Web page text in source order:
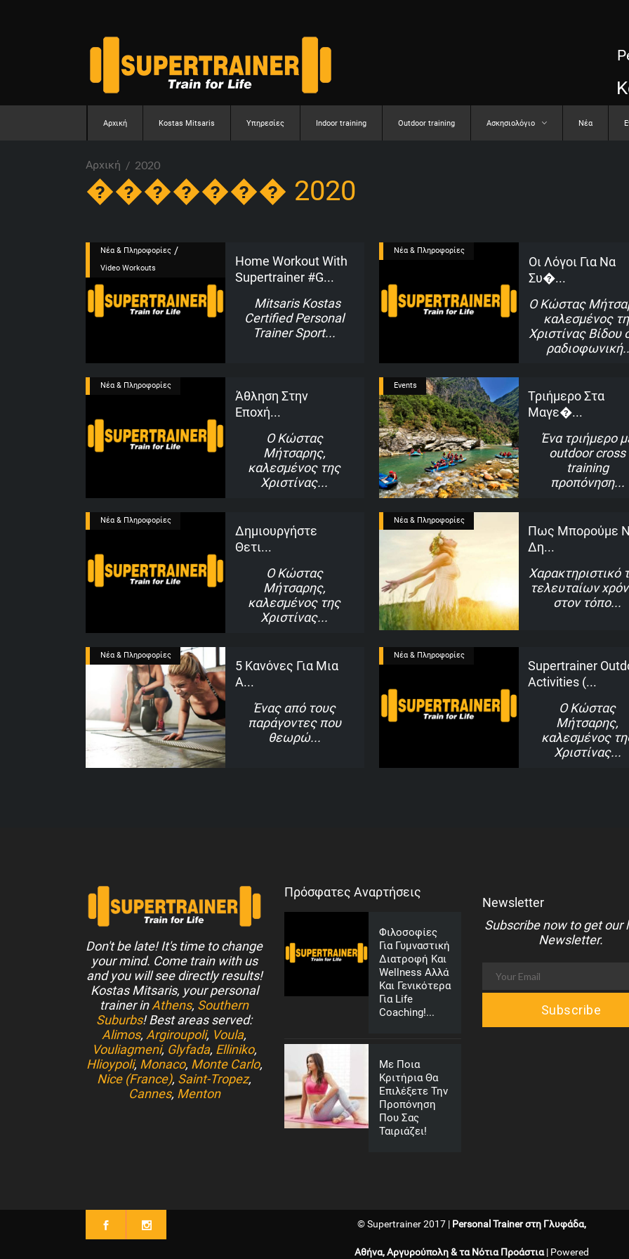
Αρχική Kostas Mitsaris Υπηρεσίες Indoor training Outdoor training Aσκησιολόγιο Νέα
Αρχική 2020
������� 2020
Νέα & Πληροφορίες /
Video Workouts
Home Workout With
Supertrainer #g...
Mitsaris Kostas
Certified Personal
Trainer Sport
Νέα & Πληροφορίες
Οι Λόγοι Για Να
Συ�...
Ο Κώστας
καλεσμένος
Χριστίνας Βίδου
ραδιοφωνική
Νέα & Πληροφορίες
Άθληση Στην
Εποχή...
Ο Κώστας
Μήτσαρης,
καλεσμένος της
Χριστίνας
Events
Τριήμερο Στα
Μαγε�...
Ένα τριήμερο
outdoor cross
training
προπόνηση
Νέα & Πληροφορίες
Δημιουργήστε
Θετι...
Ο Κώστας
Μήτσαρης,
καλεσμένος της
Χριστίνας
Νέα & Πληροφορίες
Πως Μπορούμε
Δη...
Χαρακτηριστικό
τελευταίων
στον τόπο
Νέα & Πληροφορίες
5 Κανόνες Για Μια
Α...
Ένας από τους
παράγοντες που
θεωρώ
Νέα & Πληροφορίες
Supertrainer
Activities (...
Ο Κώστας
Μήτσαρης,
καλεσμένος
Χριστίνας
Don't be late! It's time to change
your mind. Come train with us
and you will see directly results!
Kostas Mitsaris, your personal
trainer inAthens, Southern
Suburbs! Best areas served:
Alimos, Argiroupoli, Voula,
Vouliagmeni, Glyfada, Elliniko,
Hlioypoli, Monaco, Monte Carlo,
Nice (France), Saint-Tropez,
Cannes, Menton
Πρόσφατες Αναρτήσεις
Φιλοσοφίες
Για Γυμναστική
Διατροφή Και
Wellness Αλλά
Και Γενικότερα
Για Life
Coaching!...
Με Ποια
Κριτήρια Θα
Επιλέξετε Την
Προπόνηση
Που Σας
Ταιριάζει!
Newsletter
Subscribe now to get our
Newsletter.
© Supertrainer 2017 | Personal Trainer στη Γλυφάδα,
Αθήνα, Αργυρούπολη & τα Νότια Προάστια| Powered